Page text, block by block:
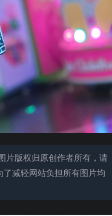
片版权归原创作者所有，请
减轻网站负担所有图片均